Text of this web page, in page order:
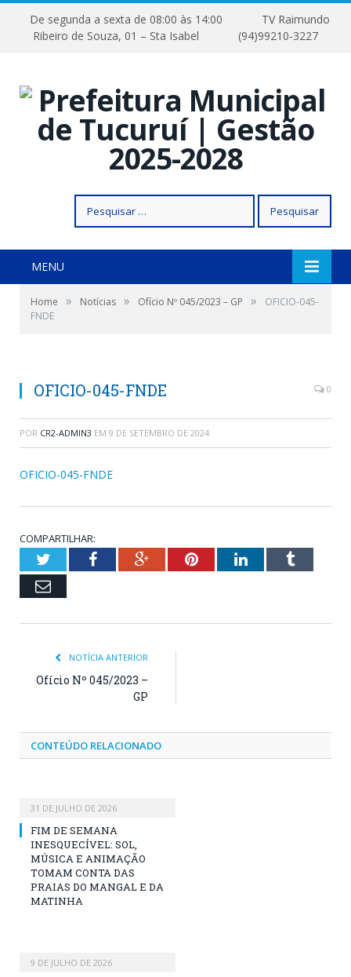
De segunda a sexta de 08:00 às 14:00
TV Raimundo
Ribeiro de Souza, 01 – Sta Isabel
(94)99210-3227
por:
MENU
Home » Notícias » Ofício Nº 045/2023 – GP »
OFICIO-045-
FNDE
OFICIO-045-FNDE 0
POR CR2-ADMIN3 EM 9 DE SETEMBRO DE 2024
OFICIO-045-FNDE
COMPARTILHAR:
TwitterFacebookGoogle+PinterestLinkedInTumblr
Email
NOTÍCIA ANTERIOR
Ofício Nº 045/2023 –
GP
CONTEÚDO RELACIONADO
31 DE JULHO DE 2026
FIM DE SEMANA
INESQUECÍVEL: SOL,
MÚSICA E ANIMAÇÃO
TOMAM CONTA DAS
PRAIAS DO MANGAL E DA
MATINHA
9 DE JULHO DE 2026